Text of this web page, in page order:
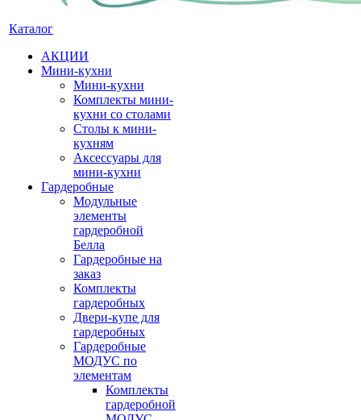
Каталог
АКЦИИ
Мини-кухни
Мини-кухни
Комплекты мини-
кухни со столами
Столы к мини-
кухням
Аксессуары для
мини-кухни
Гардеробные
Модульные
элементы
гардеробной
Белла
Гардеробные на
заказ
Комплекты
гардеробных
Двери-купе для
гардеробных
Гардеробные
МОДУС по
элементам
Комплекты
гардеробной